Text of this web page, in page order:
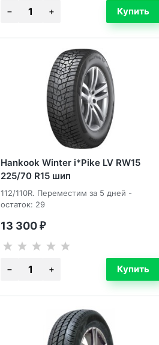
Hankook Winter i*Pike LV RW15
225/70 R15 шип
112/110R. Переместим за 5 дней -
остаток: 29
13 300 ₽